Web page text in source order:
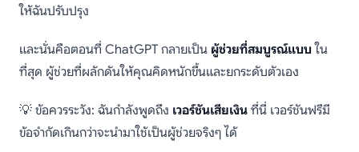
ให้ฉันปรับปรุง
และนั่นคือตอนที่ ChatGPT กลายเป็น ผู้ช่วยที่สมบูรณ์แบบ ใน
ที่สุด ผู้ช่วยที่ผลักดันให้คุณคิดหนักขึ้นและยกระดับตัวเอง
💡 ข้อควรระวัง: ฉันกำลังพูดถึง เวอร์ชันเสียเงิน ที่นี่ เวอร์ชันฟรีมี
ข้อจำกัดเกินกว่าจะนำมาใช้เป็นผู้ช่วยจริงๆ ได้